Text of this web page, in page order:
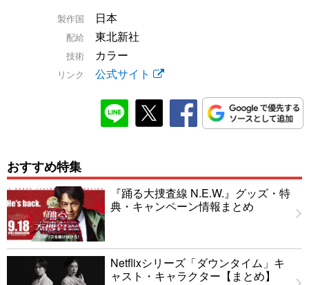
製作国 日本
配給 東北新社
技術 カラー
リンク 公式サイト
おすすめ特集
『踊る大捜査線 N.E.W.』グッズ・特
典・キャンペーン情報まとめ
Netflixシリーズ「ダウンタイム」キ
ャスト・キャラクター【まとめ】